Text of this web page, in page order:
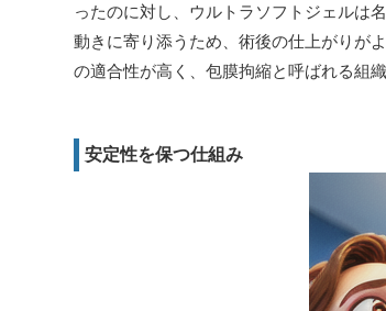
ったのに対し、ウルトラソフトジェルは
動きに寄り添うため、術後の仕上がりが
の適合性が高く、包膜拘縮と呼ばれる組
安定性を保つ仕組み